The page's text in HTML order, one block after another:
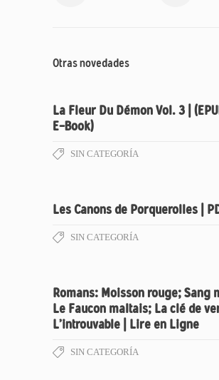
Otras novedades
La Fleur Du Démon Vol. 3 |
E-Book)
SIN CATEGORÍA
Les Canons de Porquerolles |
SIN CATEGORÍA
Romans: Moisson rouge; Sang
Le Faucon maltais; La clé de
L’introuvable | Lire en Ligne
SIN CATEGORÍA